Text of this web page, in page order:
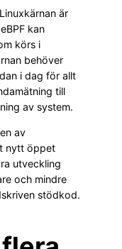
är
kan
körs i
behöver
i dag för allt
till
av system.
av
nytt öppet
utveckling
och mindre
stödkod.